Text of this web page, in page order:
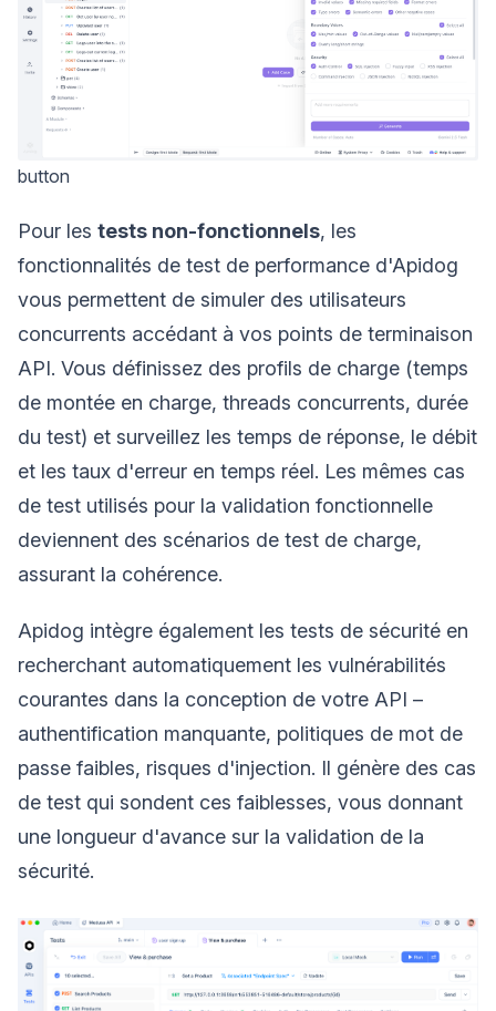
button
Pour les tests non-fonctionnels, les
fonctionnalités de test de performance d'Apidog
vous permettent de simuler des utilisateurs
concurrents accédant à vos points de terminaison
API. Vous définissez des profils de charge (temps
de montée en charge, threads concurrents, durée
du test) et surveillez les temps de réponse, le débit
et les taux d'erreur en temps réel. Les mêmes cas
de test utilisés pour la validation fonctionnelle
deviennent des scénarios de test de charge,
assurant la cohérence.
Apidog intègre également les tests de sécurité en
recherchant automatiquement les vulnérabilités
courantes dans la conception de votre API –
authentification manquante, politiques de mot de
passe faibles, risques d'injection. Il génère des cas
de test qui sondent ces faiblesses, vous donnant
une longueur d'avance sur la validation de la
sécurité.